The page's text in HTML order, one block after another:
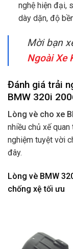
nghệ hiện đại,
dày dặn, độ
Mời bạn
Ngoài Xe
Đánh giá trải
BMW 320i
Lòng vè cho xe
nhiều chủ xế
nghiệm tuyệt vời
đây.
Lòng vè BMW
chống xệ tối ưu